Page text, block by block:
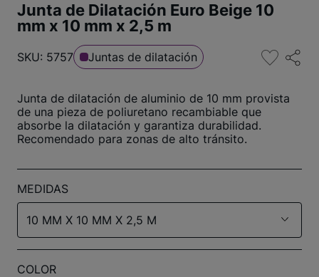
Junta de Dilatación Euro Beige 10
mm x 10 mm x 2,5 m
SKU: 5757 Juntas de dilatación
Junta de dilatación de aluminio de 10 mm provista
de una pieza de poliuretano recambiable que
absorbe la dilatación y garantiza durabilidad.
Recomendado para zonas de alto tránsito.
MEDIDAS
10 MM X 10 MM X 2,5 M
COLOR